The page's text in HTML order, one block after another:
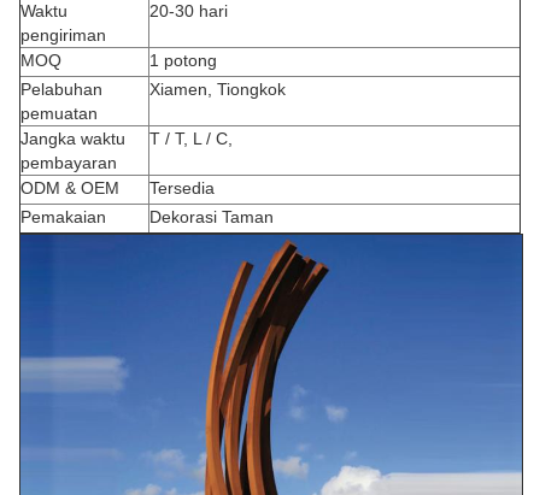
Waktu
pengiriman
20-30 hari
MOQ
1 potong
Pelabuhan
pemuatan
Xiamen, Tiongkok
Jangka waktu
pembayaran
T / T, L / C,
ODM & OEM
Tersedia
Pemakaian
Dekorasi Taman